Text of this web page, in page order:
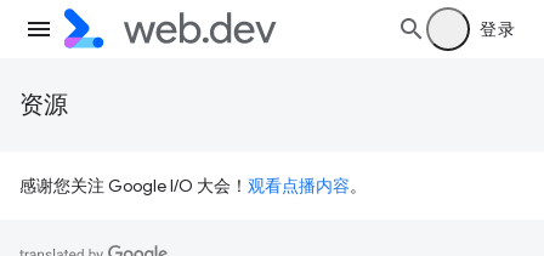
登录
资源
感谢您关注 Google I/O 大会！ 观看点播内容。